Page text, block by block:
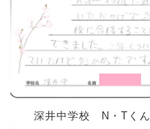
深井中学校 N・Tくん